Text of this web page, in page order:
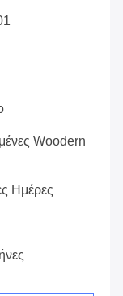
Woodern
Ημέρες